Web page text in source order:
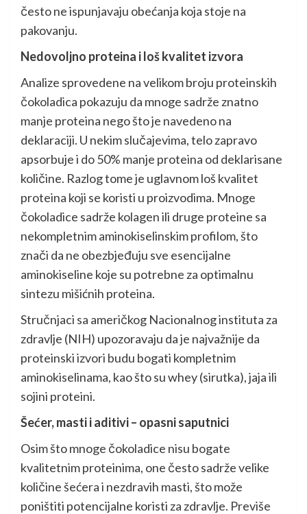
često ne ispunjavaju obećanja koja stoje na
pakovanju.
Nedovoljno proteina i loš kvalitet izvora
Analize sprovedene na velikom broju proteinskih
čokoladica pokazuju da mnoge sadrže znatno
manje proteina nego što je navedeno na
deklaraciji. U nekim slučajevima, telo zapravo
apsorbuje i do 50% manje proteina od deklarisane
količine. Razlog tome je uglavnom loš kvalitet
proteina koji se koristi u proizvodima. Mnoge
čokoladice sadrže kolagen ili druge proteine sa
nekompletnim aminokiselinskim profilom, što
znači da ne obezbjeđuju sve esencijalne
aminokiseline koje su potrebne za optimalnu
sintezu mišićnih proteina.
Stručnjaci sa američkog Nacionalnog instituta za
zdravlje (NIH) upozoravaju da je najvažnije da
proteinski izvori budu bogati kompletnim
aminokiselinama, kao što su whey (sirutka), jaja ili
sojini proteini.
Šećer, masti i aditivi – opasni saputnici
Osim što mnoge čokoladice nisu bogate
kvalitetnim proteinima, one često sadrže velike
količine šećera i nezdravih masti, što može
poništiti potencijalne koristi za zdravlje. Previše